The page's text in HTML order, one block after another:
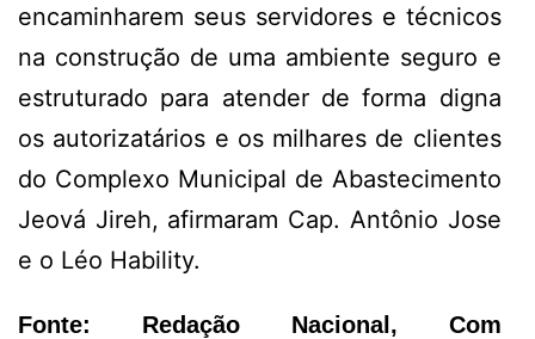
encaminharem seus servidores e técnicos
na construção de uma ambiente seguro e
estruturado para atender de forma digna
os autorizatários e os milhares de clientes
do Complexo Municipal de Abastecimento
Jeová Jireh, afirmaram Cap. Antônio Jose
e o Léo Hability.
Fonte: Redação Nacional, Com